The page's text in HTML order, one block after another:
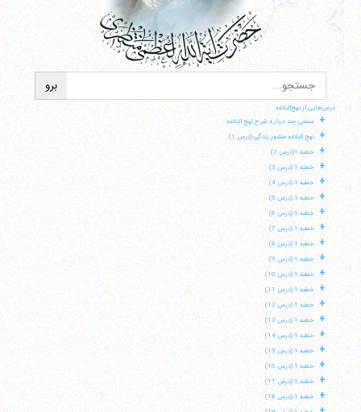
درس‌هایی از نهج‌البلاغه
+ سخنی چند درباره شرح نهج البلاغه
+ نهج البلاغه منشور زندگی (درس 1)
+ خطبه 1(درس 2)
+ خطبه 1 (درس 3)
+ خطبه 1 (درس 4)
+ خطبه 1 (درس 5)
+ خطبه 1 (درس 6)
+ خطبه 1 (درس 7)
+ خطبه 1 (درس 8)
+ خطبه 1 (درس 9)
+ خطبه 1 (درس 10)
+ خطبه 1 (درس 11)
+ خطبه 1 (درس 12)
+ خطبه 1 (درس 13)
+ خطبه 1 (درس 14)
+ خطبه 1 (درس 15)
+ خطبه 1 (درس 16)
+ خطبه 1 (درس 17)
+ خطبه 1 (درس 18)